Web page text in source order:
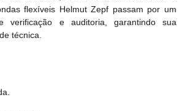
flexíveis Helmut Zepf passam por um
verificação e auditoria, garantindo sua
técnica.